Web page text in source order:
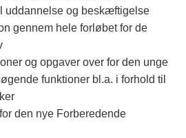
uddannelse og beskæftigelse
gennem hele forløbet for de
og opgaver over for den unge
funktioner bl.a. i forhold til
den nye Forberedende